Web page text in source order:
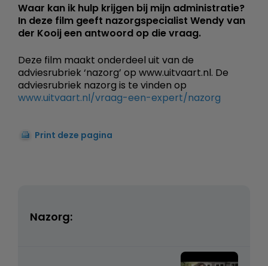
Waar kan ik hulp krijgen bij mijn administratie?
In deze film geeft nazorgspecialist Wendy van
der Kooij een antwoord op die vraag.
Deze film maakt onderdeel uit van de
adviesrubriek ‘nazorg’ op www.uitvaart.nl. De
adviesrubriek nazorg is te vinden op
www.uitvaart.nl/vraag-een-expert/nazorg
Print deze pagina
Nazorg: